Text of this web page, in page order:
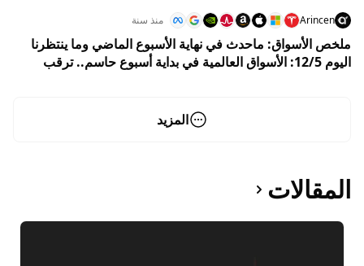
Arincen منذ سنة
ملخص الأسواق: ماحدث في نهاية الأسبوع الماضي وما ينتظرنا
اليوم 12/5: الأسواق العالمية في بداية أسبوع حاسم.. ترقب
المزيد
المقالات